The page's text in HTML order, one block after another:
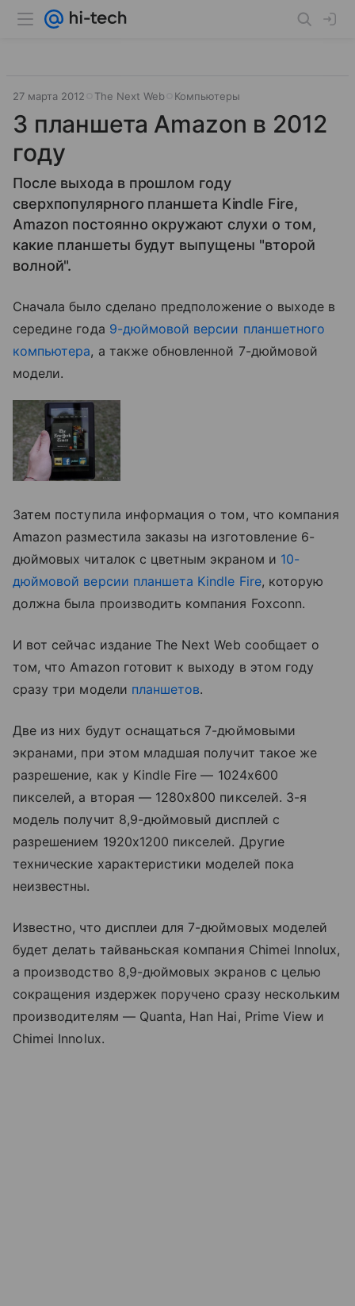
27 марта 2012 The Next Web Компьютеры
3 планшета Amazon в 2012
году
После выхода в прошлом году
сверхпопулярного планшета Kindle Fire,
Amazon постоянно окружают слухи о том,
какие планшеты будут выпущены "второй
волной".
Сначала было сделано предположение о выходе в
середине года 9-дюймовой версии планшетного
компьютера, а также обновленной 7-дюймовой
модели.
Затем поступила информация о том, что компания
Amazon разместила заказы на изготовление 6-
дюймовых читалок с цветным экраном и 10-
дюймовой версии планшета Kindle Fire, которую
должна была производить компания Foxconn.
И вот сейчас издание The Next Web сообщает о
том, что Amazon готовит к выходу в этом году
сразу три модели планшетов.
Две из них будут оснащаться 7-дюймовыми
экранами, при этом младшая получит такое же
разрешение, как у Kindle Fire — 1024x600
пикселей, а вторая — 1280х800 пикселей. 3-я
модель получит 8,9-дюймовый дисплей с
разрешением 1920х1200 пикселей. Другие
технические характеристики моделей пока
неизвестны.
Известно, что дисплеи для 7-дюймовых моделей
будет делать тайваньская компания Chimei Innolux,
а производство 8,9-дюймовых экранов с целью
сокращения издержек поручено сразу нескольким
производителям — Quanta, Han Hai, Prime View и
Chimei Innolux.